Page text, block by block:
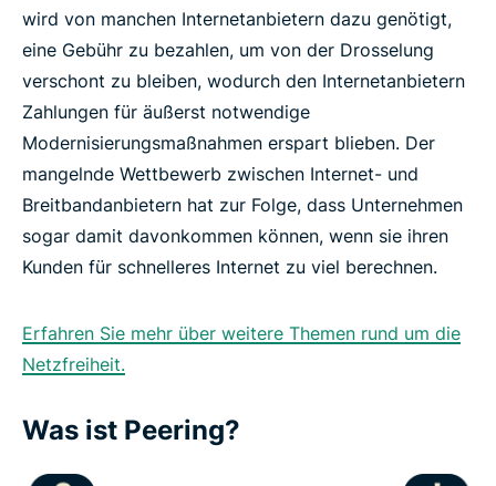
wird von manchen Internetanbietern dazu genötigt,
eine Gebühr zu bezahlen, um von der Drosselung
verschont zu bleiben, wodurch den Internetanbietern
Zahlungen für äußerst notwendige
Modernisierungsmaßnahmen erspart blieben. Der
mangelnde Wettbewerb zwischen Internet- und
Breitbandanbietern hat zur Folge, dass Unternehmen
sogar damit davonkommen können, wenn sie ihren
Kunden für schnelleres Internet zu viel berechnen.
Erfahren Sie mehr über weitere Themen rund um die
Netzfreiheit.
Was ist Peering?